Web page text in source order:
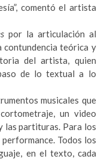
comentó el artista
por la articulación al
contundencia teórica y
del artista, quien
de lo textual a lo
musicales que
un video
las partituras. Para los
Todos los
en el texto, cada